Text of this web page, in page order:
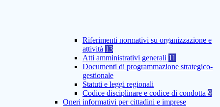
Riferimenti normativi su organizzazione e
attività 13
Atti amministrativi generali 11
Documenti di programmazione strategico-
gestionale
Statuti e leggi regionali
Codice disciplinare e codice di condotta 9
Oneri informativi per cittadini e imprese